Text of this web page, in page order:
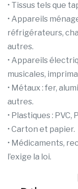
• Tissus tels que
• Appareils
réfrigérateurs,
autres.
• Appareils
musicales,
• Métaux : fer,
autres.
• Plastiques :
• Carton et papier.
• Médicaments,
l’exige la loi.